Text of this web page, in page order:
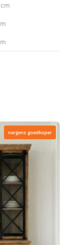
nergens goedkoper
nergens goedkoper